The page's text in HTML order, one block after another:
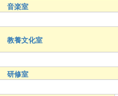
音楽室
教養文化室
研修室